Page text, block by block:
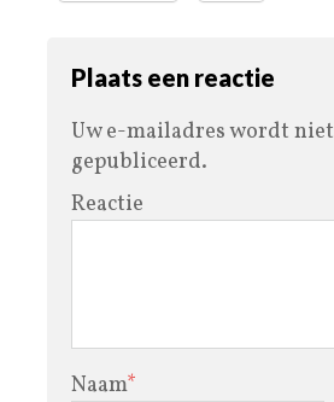
Plaats een reactie
Uw e-mailadres wordt niet
gepubliceerd.
Reactie
Naam*